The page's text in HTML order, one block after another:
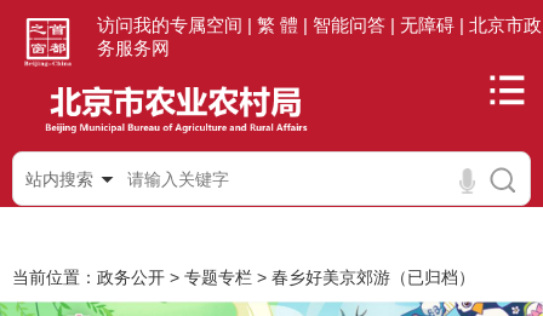
访问我的专属空间 | 繁 體 | 智能问答 | 无障碍 | 北京市政
务服务网
站内搜索
当前位置： 政务公开 > 专题专栏 > 春乡好美京郊游（已归档）